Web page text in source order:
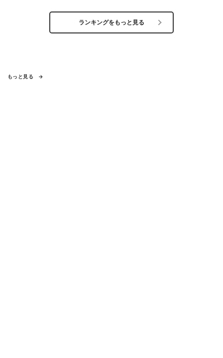
ランキングをもっと見る
もっと見る